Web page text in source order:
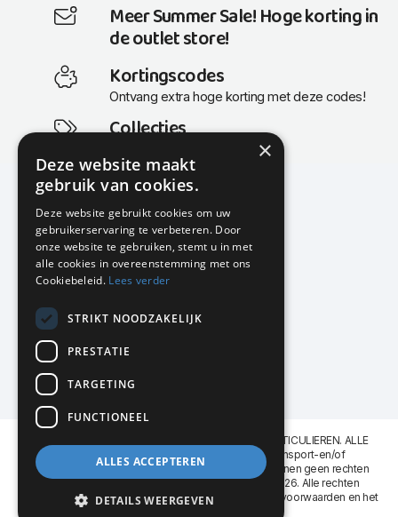
Meer Summer Sale! Hoge korting in
de outlet store!
Kortingscodes
Ontvang extra hoge korting met deze codes!
Collecties
Actuele en populaire collecties
KMP Kantoormeubilair
Airport Business Park
Frankfurtstraat 29-31
1175 RH Lijnden
020-617 01 26
info@kmpkantoormeubilair.nl
Facebook
Instagram
KMP Kantoormeubilair levert aan BEDRIJVEN en PARTICULIEREN. ALLE
GENOEMDE PRIJZEN ZIJN EXCL. 21% B.T.W. Transport-en/of
Montagekosten op aanvraag. Aan deze website kunnen geen rechten
worden ontleend. KMP Kantoormeubilair VOF © 2026. Alle rechten
voorbehouden. Lees voor gebruik graag de
leveringsvoorwaarden en het
×
Deze website maakt
gebruik van cookies.
Deze website gebruikt cookies om uw
gebruikerservaring te verbeteren. Door
onze website te gebruiken, stemt u in met
alle cookies in overeenstemming met ons
Cookiebeleid. Lees verder
STRIKT NOODZAKELIJK
PRESTATIE
TARGETING
FUNCTIONEEL
ALLES ACCEPTEREN
DETAILS WEERGEVEN